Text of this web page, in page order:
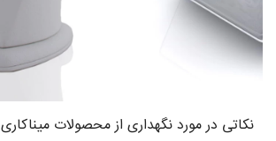
نکاتی در مورد نگهداری از محصولات میناکاری